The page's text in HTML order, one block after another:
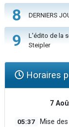
8 DERNIERS
9
L'édito de la
Steipler
Horaires
7
05:37 Mise